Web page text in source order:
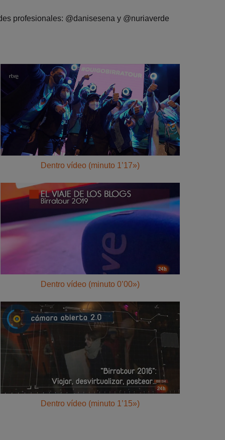
profesionales: @danisesena y @nuriaverde
Dentro vídeo (minuto 1’17»)
Dentro vídeo (minuto 0’00»)
Dentro vídeo (minuto 1’15»)